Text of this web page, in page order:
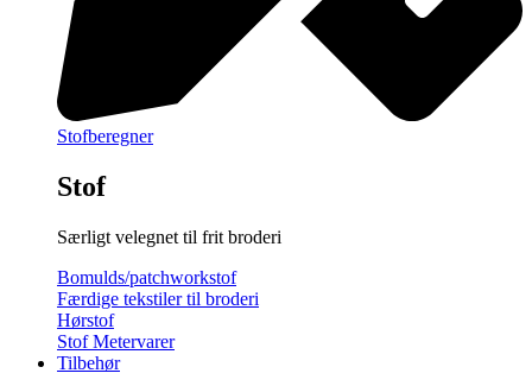
Stofberegner
Stof
Særligt velegnet til frit broderi
Bomulds/patchworkstof
Færdige tekstiler til broderi
Hørstof
Stof Metervarer
Tilbehør